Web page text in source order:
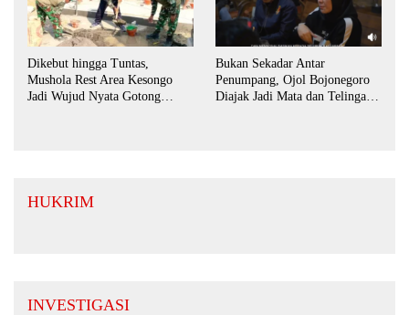
Dikebut hingga Tuntas,
Mushola Rest Area Kesongo
Jadi Wujud Nyata Gotong
Bukan Sekadar Antar
Penumpang, Ojol Bojonegoro
Diajak Jadi Mata dan Telinga
HUKRIM
INVESTIGASI